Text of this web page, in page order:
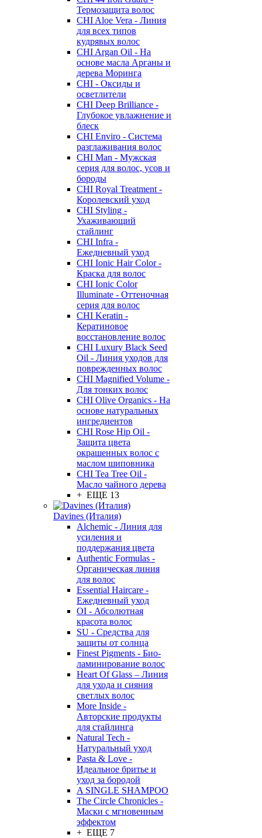
Термозащита волос
CHI Aloe Vera - Линия
для всех типов
кудрявых волос
CHI Argan Oil - На
основе масла Арганы и
дерева Моринга
CHI - Оксиды и
осветлители
CHI Deep Brilliance -
Глубокое увлажнение и
блеск
CHI Enviro - Система
разглаживания волос
CHI Man - Мужская
серия для волос, усов и
бороды
CHI Royal Treatment -
Королевский уход
CHI Styling -
Ухаживающий
стайлинг
CHI Infra -
Ежедневный уход
CHI Ionic Hair Color -
Краска для волос
CHI Ionic Color
Illuminate - Оттеночная
серия для волос
CHI Keratin -
Кератиновое
восстановление волос
CHI Luxury Black Seed
Oil - Линия уходов для
поврежденных волос
CHI Magnified Volume -
Для тонких волос
CHI Olive Organics - На
основе натуральных
ингредиентов
CHI Rose Hip Oil -
Защита цвета
окрашенных волос с
маслом шиповника
CHI Tea Tree Oil -
Масло чайного дерева
+ ЕЩЕ 13
Davines (Италия)
Alchemic - Линия для
усиления и
поддержания цвета
Authentic Formulas -
Органическая линия
для волос
Essential Haircare -
Eжедневный уход
OI - Абсолютная
красота волос
SU - Средства для
защиты от солнца
Finest Pigments - Био-
ламинирование волос
Heart Of Glass – Линия
для ухода и сияния
светлых волос
More Inside -
Авторские продукты
для стайлинга
Natural Tech -
Натуральный уход
Pasta & Love -
Идеальное бритье и
уход за бородой
A SINGLE SHAMPOO
The Circle Chronicles -
Маски с мгновенным
эффектом
+ ЕЩЕ 7